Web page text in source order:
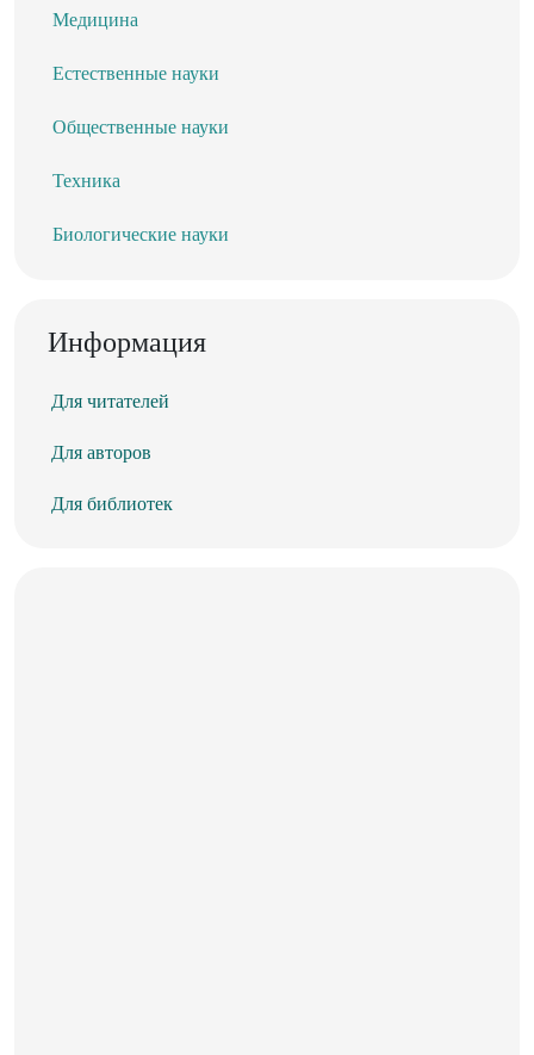
Медицина
Естественные науки
Общественные науки
Техника
Биологические науки
Информация
Для читателей
Для авторов
Для библиотек